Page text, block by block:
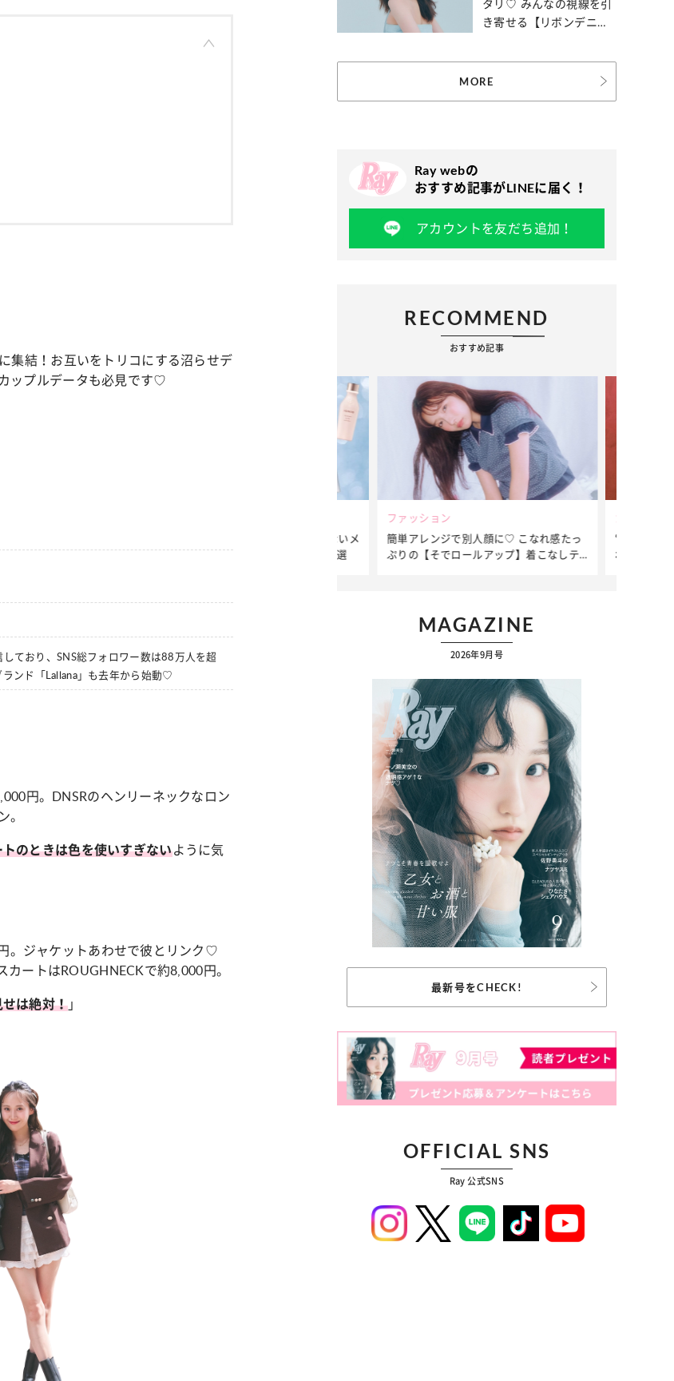
集結！お互いをトリコにする沼らせデ
ップルデータも必見です♡
ており、SNS総フォロワー数は88万人を超
ンド「Lallana」も去年から始動♡
円。DNSRのヘンリーネックなロン
のときは色を使いすぎないように気
。ジャケットあわせで彼とリンク♡
ートはROUGHNECKで約8,000円。
は絶対！ 」
タリ♡ みんなの視線を引
き寄せる【リボンデニ
MORE
Ray webの
おすすめ記事がLINEに届く！
アカウントを友だち追加！
RECOMMEND
おすすめ記事
彩る「イケメンダンサ
夏だからこそ“水分”が大切！くずれないメ
イクをつくる【保湿ケア】アイテム3選
ファッション
簡単アレンジで別人顔に♡ こなれ感たっ
ぷりの【そでロールアップ】着こなしテ
カルチャー
“憧れワン
れ女子が夢
MAGAZINE
2026年9月号
最新号をCHECK!
OFFICIAL SNS
Ray 公式SNS